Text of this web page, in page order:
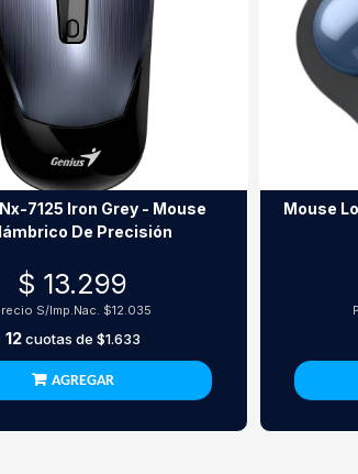
7125 Iron Grey - Mouse
De Precisión
$ 13.299
S/Imp.Nac. $12.035
12cuotas de $1.633
AGREGAR
Mouse